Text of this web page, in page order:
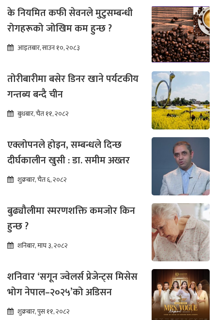
के नियमित कफी सेवनले मुटुसम्बन्धी
रोगहरूको जोखिम कम हुन्छ ?
आइतबार, साउन १०, २०८३
तोरीबारीमा बसेर डिनर खाने पर्यटकीय
गन्तब्य बन्दै चीन
बुधबार, चैत ११, २०८२
एक्लोपनले होइन, सम्बन्धले दिन्छ
दीर्घकालीन खुसी : डा. समीम अख्तर
शुक्रबार, चैत ६, २०८२
बुढ्यौलीमा स्मरणशक्ति कमजोर किन
हुन्छ ?
शनिबार, माघ ३, २०८२
शनिवार ‘सगून ज्वेलर्स प्रेजेन्ट्स मिसेस
भोग नेपाल–२०२५’को अडिसन
शुक्रबार, पुस ११, २०८२